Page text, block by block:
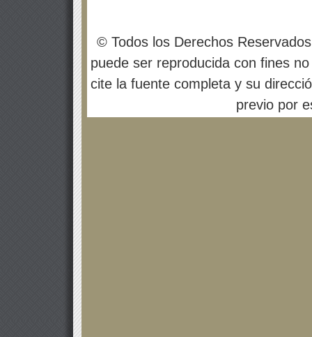
© Todos los Derechos
puede ser reproducida con fines
cite la fuente completa y su
previo por